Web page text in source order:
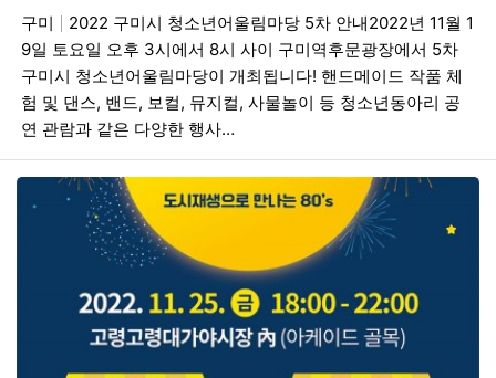
구미
2022 구미시 청소년어울림마당 5차 안내2022년 11월 1
9일 토요일 오후 3시에서 8시 사이 구미역후문광장에서 5차
구미시 청소년어울림마당이 개최됩니다! 핸드메이드 작품 체
험 및 댄스, 밴드, 보컬, 뮤지컬, 사물놀이 등 청소년동아리 공
연 관람과 같은 다양한 행사…